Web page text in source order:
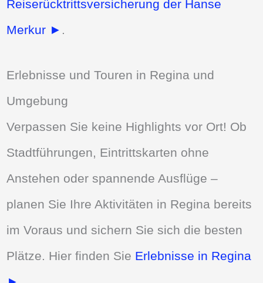
Reiserücktrittsversicherung der Hanse
Merkur ► .
Erlebnisse und Touren in Regina und
Umgebung
Verpassen Sie keine Highlights vor Ort! Ob
Stadtführungen, Eintrittskarten ohne
Anstehen oder spannende Ausflüge –
planen Sie Ihre Aktivitäten in Regina bereits
im Voraus und sichern Sie sich die besten
Plätze. Hier finden Sie Erlebnisse in Regina